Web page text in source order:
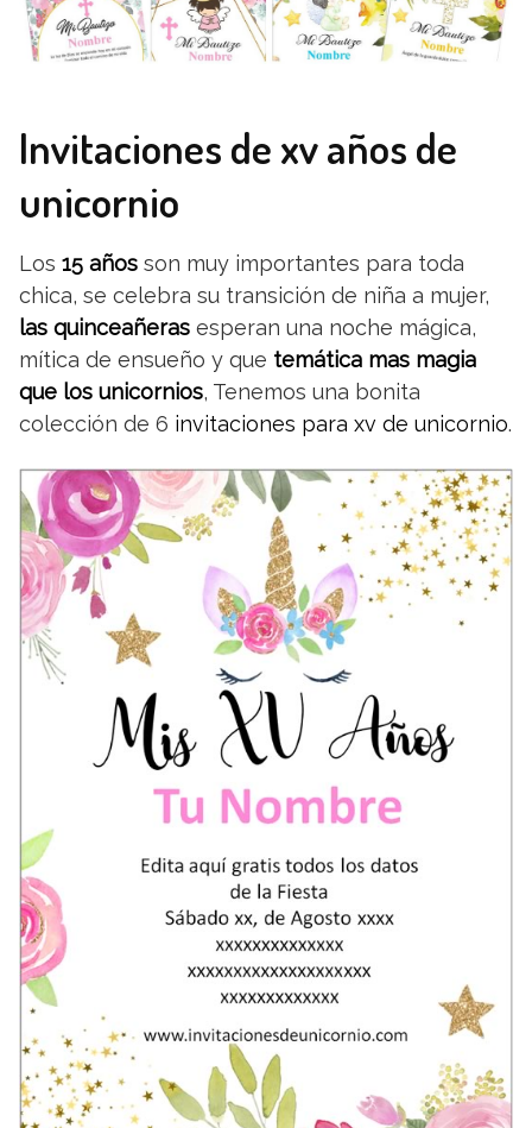
Invitaciones de xv años de
unicornio
Los 15 años son muy importantes para toda
chica, se celebra su transición de niña a mujer,
las quinceañeras esperan una noche mágica,
mítica de ensueño y que temática mas magia
que los unicornios, Tenemos una bonita
colección de 6 invitaciones para xv de unicornio.